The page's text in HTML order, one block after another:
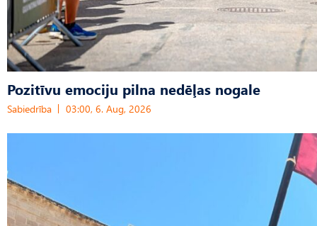
Pozitīvu emociju pilna nedēļas nogale
Sabiedrība 03:00, 6. Aug, 2026